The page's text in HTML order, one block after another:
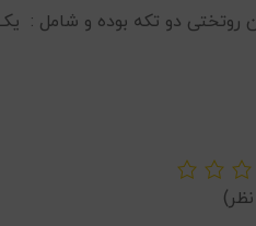
روتختی دو تکه بوده و شامل :